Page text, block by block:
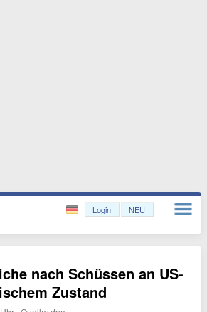
Login NEU
nach Schüssen an US-
Zustand